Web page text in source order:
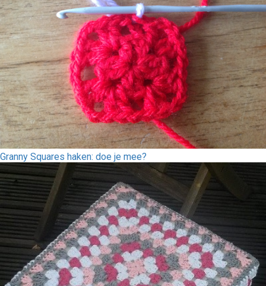
Granny Squares haken: doe je mee?